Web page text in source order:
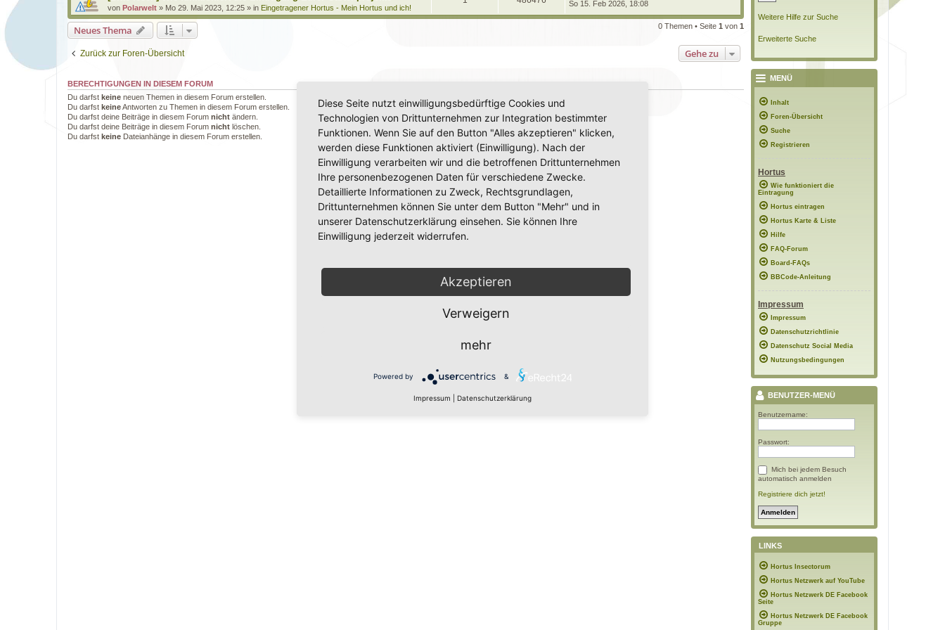
n
e
r
von Polarwelt » Mo 29. Mai 2023, 12:25 » in Eingetragener Hortus - Mein Hortus und ich!
n
t
e
n
u
e
e
z
So 15. Feb 2026, 18:08
Neues Thema 0 Themen • Seite 1 von 1
Zurück zur Foren-Übersicht Gehe zu
BERECHTIGUNGEN IN DIESEM FORUM
Du darfst keine neuen Themen in diesem Forum erstellen.
Du darfst keineAntworten zu Themen in diesem Forum erstellen.
Du darfst deine Beiträge in diesem Forum nicht ändern.
Du darfst deine Beiträge in diesem Forum nicht löschen.
Du darfst keine Dateianhänge in diesem Forum erstellen.
Weitere Hilfe zur Suche
Erweiterte Suche
MENÜ
Inhalt
Foren-Übersicht
Suche
Registrieren
Hortus
Wie funktioniert die
Eintragung
Hortus eintragen
Hortus Karte & Liste
Hilfe
FAQ-Forum
Board-FAQs
BBCode-Anleitung
Impressum
Impressum
Datenschutzrichtlinie
Datenschutz Social Media
Nutzungsbedingungen
BENUTZER-MENÜ
Benutzername:
Passwort:
Mich bei jedem Besuch
automatisch anmelden
Registriere dich jetzt!
LINKS
Hortus Insectorum
Hortus Netzwerk auf YouTube
Hortus Netzwerk DE Facebook
Seite
Hortus Netzwerk DE Facebook
Gruppe
Diese Seite nutzt einwilligungsbedürftige Cookies und
Technologien von Drittunternehmen zur Integration bestimmter
Funktionen. Wenn Sie auf den Button "Alles akzeptieren" klicken,
werden diese Funktionen aktiviert (Einwilligung). Nach der
Einwilligung verarbeiten wir und die betroffenen Drittunternehmen
Ihre personenbezogenen Daten für verschiedene Zwecke.
Detaillierte Informationen zu Zweck, Rechtsgrundlagen,
Drittunternehmen können Sie unter dem Button "Mehr" und in
unserer Datenschutzerklärung einsehen. Sie können Ihre
Einwilligung jederzeit widerrufen.
Akzeptieren
Verweigern
mehr
Powered by &
Impressum Datenschutzerklärung